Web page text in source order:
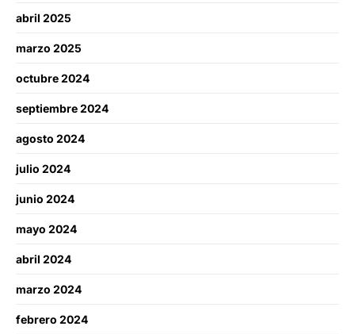
abril 2025
marzo 2025
octubre 2024
septiembre 2024
agosto 2024
julio 2024
junio 2024
mayo 2024
abril 2024
marzo 2024
febrero 2024